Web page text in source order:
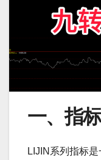
一、指
LIJIN系列指标